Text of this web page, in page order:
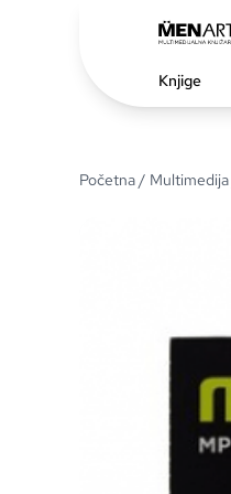
Knjige
Početna/ Multimedija